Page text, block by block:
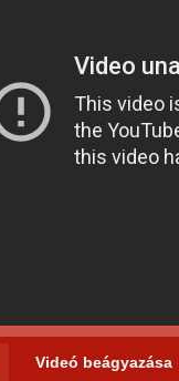
Videó beágyazása